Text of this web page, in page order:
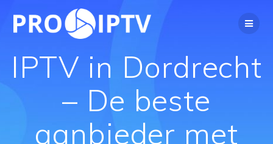
naar
de
IPTV in Dordrecht
– De beste
aanbieder met